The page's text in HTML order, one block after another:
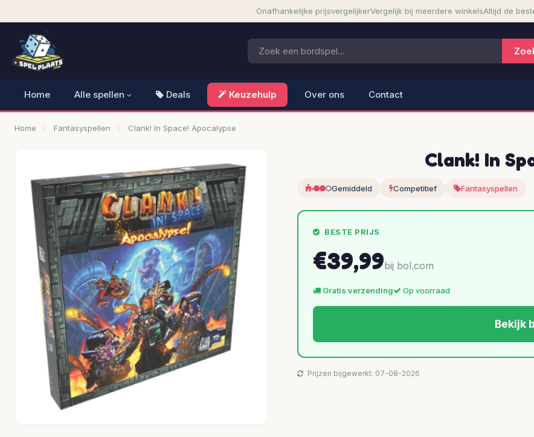
Onafhankelijke prijsvergelijkerVergelijk bij meerdere winkelsAltijd de
Home Alle spellen Deals Keuzehulp Over ons Contact
Home Fantasyspellen Clank! In Space! Apocalypse
Clank! In
Gemiddeld Competitief Fantasyspellen
BESTE PRIJS
€39,99bij bol.com
Gratis verzending Op voorraad
Bekijk
Prijzen bijgewerkt: 07-08-2026